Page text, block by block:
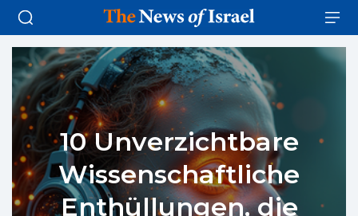
10 Unverzichtbare
Wissenschaftliche
Enthüllungen, die